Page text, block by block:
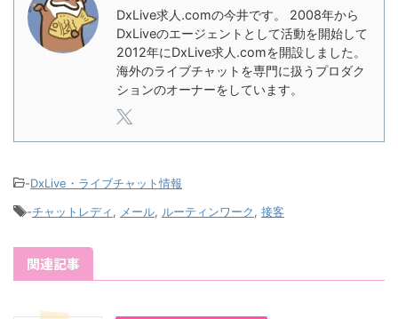
DxLive求人.comの今井です。 2008年から
DxLiveのエージェントとして活動を開始して
2012年にDxLive求人.comを開設しました。
海外のライブチャットを専門に扱うプロダク
ションのオーナーをしています。
-DxLive・ライブチャット情報
-チャットレディ, メール, ルーティンワーク, 接客
関連記事